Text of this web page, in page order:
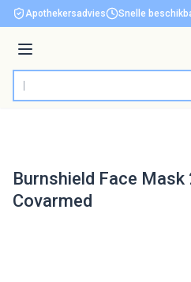
Ga naar de inhoud
Apothekersadvies Snelle
Menu
Product, merk, categorie...
Burnshield Face
Covarmed